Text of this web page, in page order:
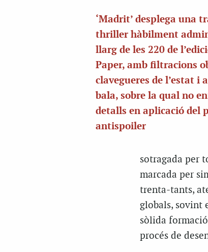
‘Madrit’ desplega una
thriller hàbilment
llarg de les 220 de
Paper, amb filtracions
clavegueres de l’estat i
bala, sobre la qual no
detalls en aplicació del
antispoiler
sotragada per
marcada per
trenta-tants,
globals, sovint
sòlida
procés de